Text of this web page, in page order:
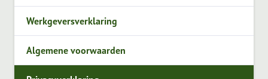
Werkgeversverklaring
Algemene voorwaarden